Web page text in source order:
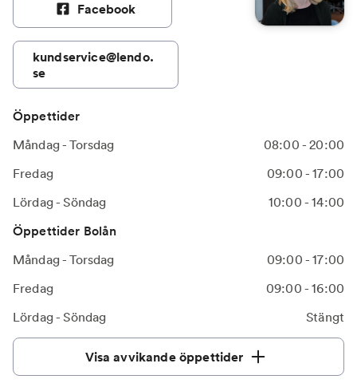
Facebook
kundservice@lendo.
se
Öppettider
Måndag - Torsdag
08:00 - 20:00
Fredag
09:00 - 17:00
Lördag - Söndag
10:00 - 14:00
Öppettider Bolån
Måndag - Torsdag
09:00 - 17:00
Fredag
09:00 - 16:00
Lördag - Söndag
Stängt
Visa avvikande öppettider